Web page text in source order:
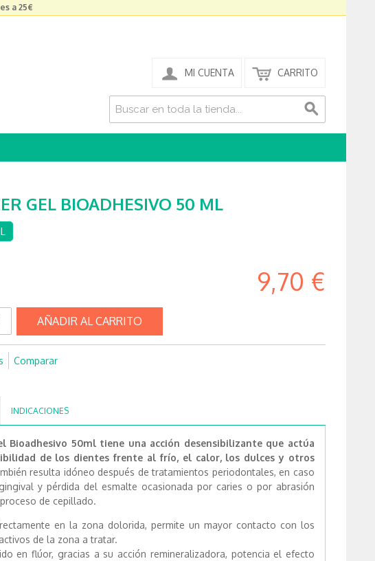
a 25€
MI CUENTA CARRITO
GEL BIOADHESIVO 50 ML
9,70 €
AÑADIR AL CARRITO
Comparar
INDICACIONES
Bioadhesivo 50mltiene una acción desensibilizante que actúa
de los dientes frente al frío, el calor, los dulces y otros
resulta idóneo después de tratamientos periodontales, en caso
y pérdida del esmalte ocasionada por caries o por abrasión
de cepillado.
en la zona dolorida, permite un mayor contacto con los
de la zona a tratar.
en flúor, gracias a su acción remineralizadora, potencia el efecto